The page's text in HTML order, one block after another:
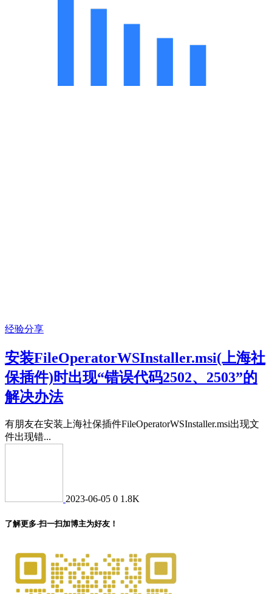
经验分享
安装FileOperatorWSInstaller.msi(上海社
保插件)时出现“错误代码2502、2503”的
解决办法
有朋友在安装上海社保插件FileOperatorWSInstaller.msi出现文
件出现错...
2023-06-05 0 1.8K
了解更多-扫一扫加博主为好友！